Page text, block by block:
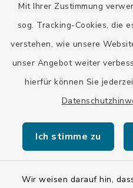
Mit Ihrer Zustimmung
sog. Tracking-Cookies, die
verstehen, wie unsere
unser Angebot weiter
hierfür können Sie
Ich stimme zu
Wir weisen darauf hin,
Raiffeisenbank Isar
DE92 7016 9543 0001
GENODEF1HHS
HypoVereinsbank
DE20 7002 0270 3630
HYVEDEMMXXX